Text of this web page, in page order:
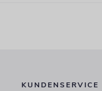
KUNDENSERVICE